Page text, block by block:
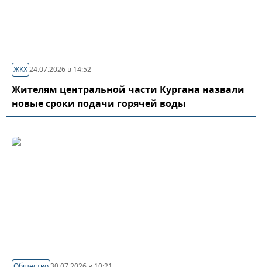
ЖКХ24.07.2026 в 14:52
Жителям центральной части Кургана назвали
новые сроки подачи горячей воды